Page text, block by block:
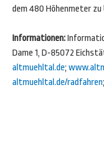
dem 480 Höhenmeter
Informationen:
Dame 1, D-85072
altmuehltal.de;
altmuehltal.de/radfahren;